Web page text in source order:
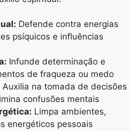
Defende contra energias
psíquicos e influências
Infunde determinação e
de fraqueza ou medo
Auxilia na tomada de decisões
confusões mentais
Limpa ambientes,
energéticos pessoais